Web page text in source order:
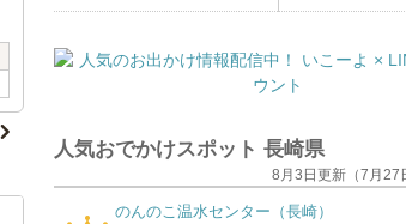
人気おでかけスポット 長崎県
8月3日更新（7月27
のんのこ温水センター（長崎）